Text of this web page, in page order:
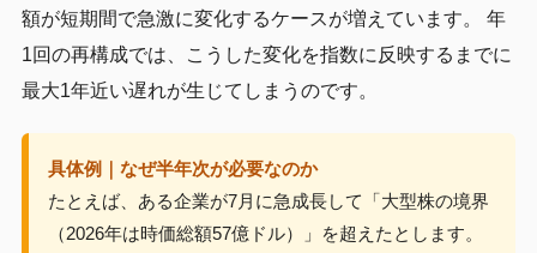
額が短期間で急激に変化するケースが増えています。 年
1回の再構成では、こうした変化を指数に反映するまでに
最大1年近い遅れが生じてしまうのです。
具体例｜なぜ半年次が必要なのか
たとえば、ある企業が7月に急成長して「大型株の境界
（2026年は時価総額57億ドル）」を超えたとします。